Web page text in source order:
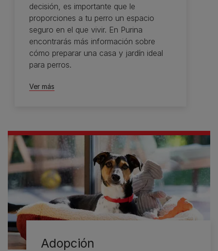
decisión, es importante que le
proporciones a tu perro un espacio
seguro en el que vivir. En Purina
encontrarás más información sobre
cómo preparar una casa y jardín ideal
para perros.
Ver más
Adopción